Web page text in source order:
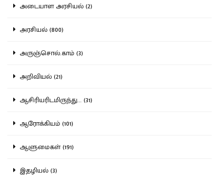
அடையாள அரசியல் (2)
அரசியல் (800)
அருஞ்சொல்.காம் (3)
அறிவியல் (21)
ஆசிரியரிடமிருந்து... (31)
ஆரோக்கியம் (101)
ஆளுமைகள் (191)
இதழியல் (3)